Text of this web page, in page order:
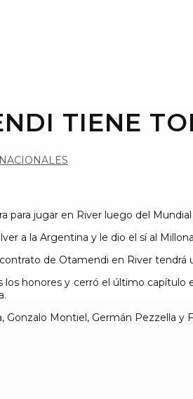
TIENE
NACIONALES
para jugar en River luego del
a la Argentina y le dio el sí al
de Otamendi en River tendrá
honores y cerró el último
Gonzalo Montiel, Germán Pezzella